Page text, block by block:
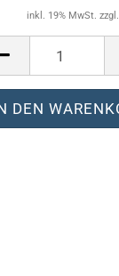
inkl. 19% MwSt. zzgl.